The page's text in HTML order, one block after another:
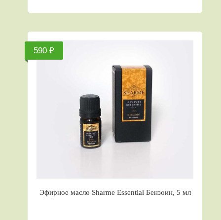
590 ₽
Эфирное масло Sharme Essential Бензоин, 5 мл